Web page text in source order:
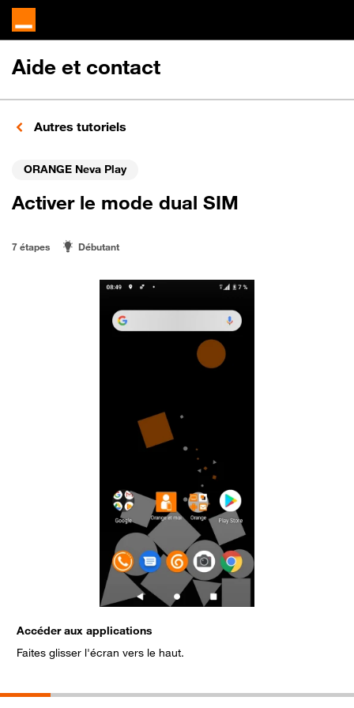
Aide et contact
Autres tutoriels
ORANGE Neva Play
Activer le mode dual SIM
7 étapes Débutant
Accéder aux applications
Faites glisser l'écran vers le haut.